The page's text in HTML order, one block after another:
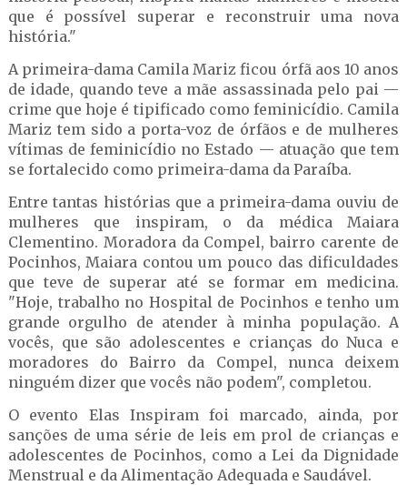
que é possível superar e reconstruir uma nova
história."
A primeira-dama Camila Mariz ficou órfã aos 10 anos
de idade, quando teve a mãe assassinada pelo pai —
crime que hoje é tipificado como feminicídio. Camila
Mariz tem sido a porta-voz de órfãos e de mulheres
vítimas de feminicídio no Estado — atuação que tem
se fortalecido como primeira-dama da Paraíba.
Entre tantas histórias que a primeira-dama ouviu de
mulheres que inspiram, o da médica Maiara
Clementino. Moradora da Compel, bairro carente de
Pocinhos, Maiara contou um pouco das dificuldades
que teve de superar até se formar em medicina.
"Hoje, trabalho no Hospital de Pocinhos e tenho um
grande orgulho de atender à minha população. A
vocês, que são adolescentes e crianças do Nuca e
moradores do Bairro da Compel, nunca deixem
ninguém dizer que vocês não podem", completou.
O evento Elas Inspiram foi marcado, ainda, por
sanções de uma série de leis em prol de crianças e
adolescentes de Pocinhos, como a Lei da Dignidade
Menstrual e da Alimentação Adequada e Saudável.